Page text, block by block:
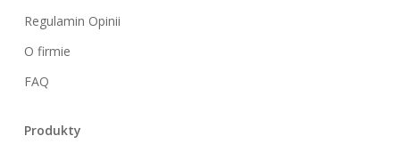
Regulamin Opinii
O firmie
FAQ
Produkty